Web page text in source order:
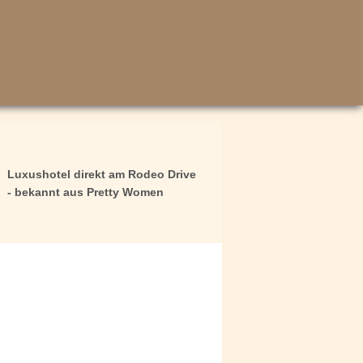
Luxushotel direkt am Rodeo Drive
- bekannt aus Pretty Women